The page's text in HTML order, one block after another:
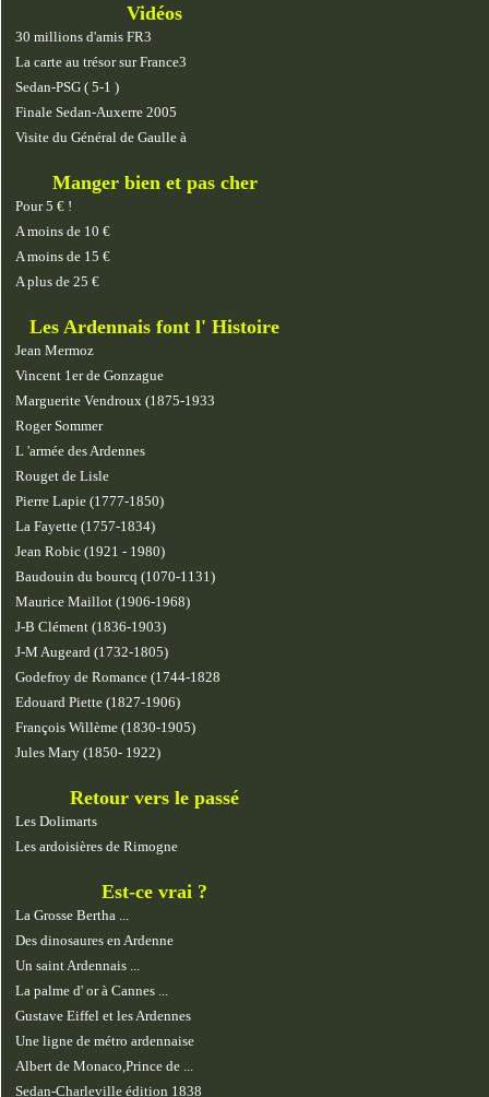
Vidéos
30 millions d'amis FR3
La carte au trésor sur France3
Sedan-PSG ( 5-1 )
Finale Sedan-Auxerre 2005
Visite du Général de Gaulle à
Manger bien et pas cher
Pour 5 € !
A moins de 10 €
A moins de 15 €
A plus de 25 €
Les Ardennais font l' Histoire
Jean Mermoz
Vincent 1er de Gonzague
Marguerite Vendroux (1875-1933
Roger Sommer
L 'armée des Ardennes
Rouget de Lisle
Pierre Lapie (1777-1850)
La Fayette (1757-1834)
Jean Robic (1921 - 1980)
Baudouin du bourcq (1070-1131)
Maurice Maillot (1906-1968)
J-B Clément (1836-1903)
J-M Augeard (1732-1805)
Godefroy de Romance (1744-1828
Edouard Piette (1827-1906)
François Willème (1830-1905)
Jules Mary (1850- 1922)
Retour vers le passé
Les Dolimarts
Les ardoisières de Rimogne
Est-ce vrai ?
La Grosse Bertha ...
Des dinosaures en Ardenne
Un saint Ardennais ...
La palme d' or à Cannes ...
Gustave Eiffel et les Ardennes
Une ligne de métro ardennaise
Albert de Monaco,Prince de ...
Sedan-Charleville édition 1838